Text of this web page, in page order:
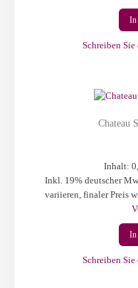
In
Schreiben
Chateau
Inhalt:
Inkl. 19% deutscher
variieren, finaler Preis
In
Schreiben